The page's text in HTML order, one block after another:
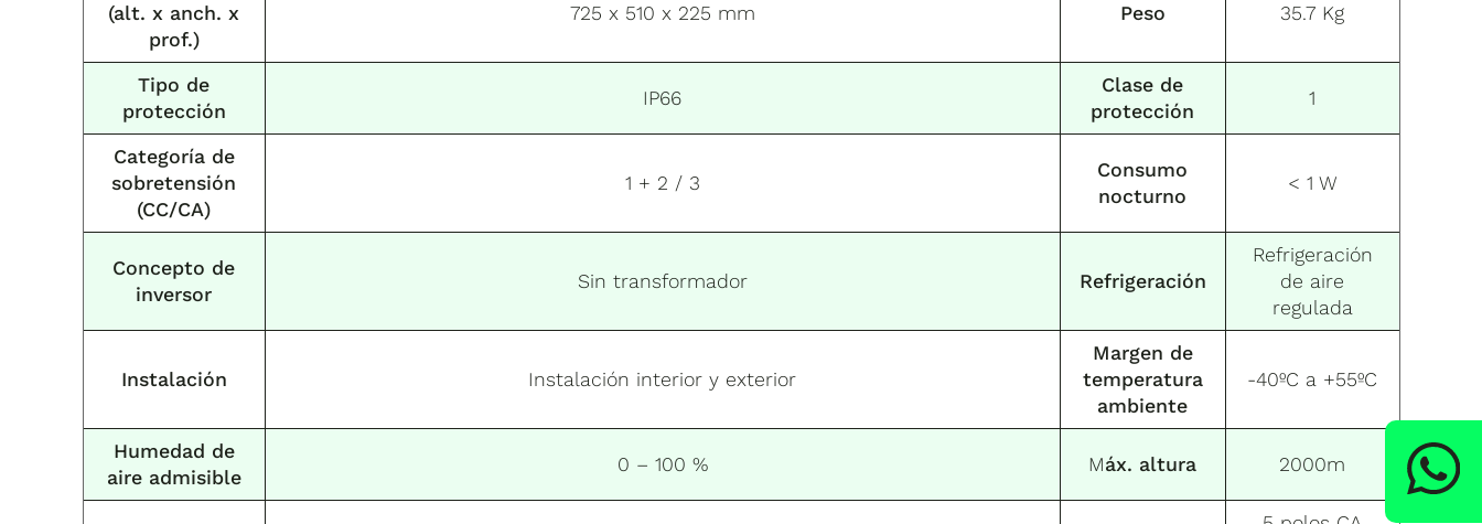
(alt. x anch. x
prof.)
725 x 510 x 225 mm Peso 35.7 Kg
Tipo de
protección
IP66
Clase de
protección
1
Categoría de
sobretensión
(CC/CA)
1 + 2 / 3
Consumo
nocturno
< 1 W
Concepto de
inversor
Sin transformador Refrigeración
Refrigeración
de aire
regulada
Instalación Instalación interior y exterior
Margen de
temperatura
ambiente
-40ºC a +55ºC
Humedad de
aire admisible
0 – 100 % Máx. altura 2000m